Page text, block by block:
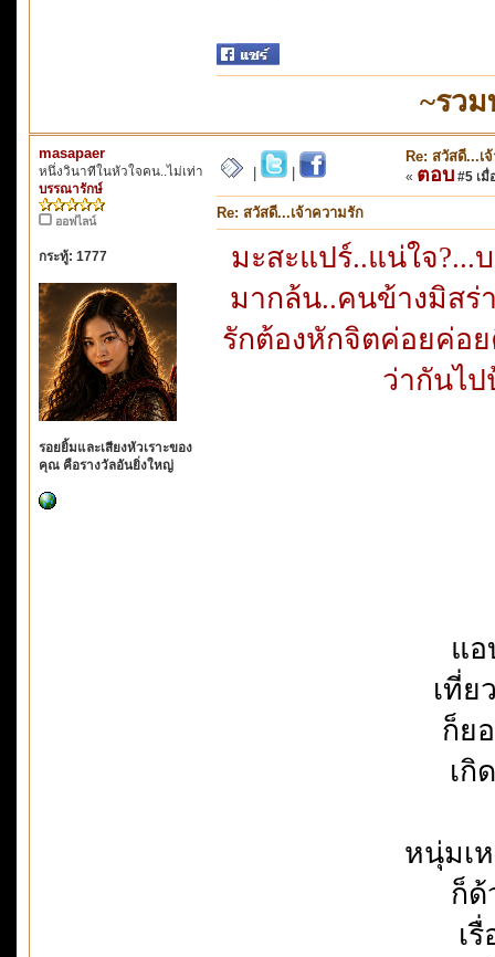
~รว
masapaer
หนึ่งวินาทีในหัวใจคน..ไม่เท่า
บรรณารักษ์
ออฟไลน์
กระทู้: 1777
รอยยิ้มและเสียงหัวเราะของ
คุณ คือรางวัลอันยิ่งใหญ่
Re: สวัสดี...เ
« ตอบ #5 เมื่
Re: สวัสดี...เจ้าความรัก
มะสะแปร์..แน่ใจ?...
มากล้น..คนข้างมิสร่
รักต้องหักจิตค่อยค่อ
ว่ากันไป
แอ
เที่ย
ก็ย
เกิ
หนุ่มเ
ก็ด้
เ